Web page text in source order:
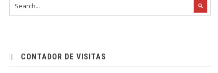
CONTADOR DE VISITAS